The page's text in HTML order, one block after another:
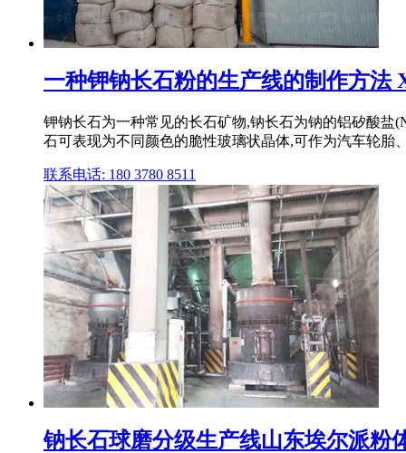
一种钾钠长石粉的生产线的制作方法
钾钠长石为一种常见的长石矿物,钠长石为钠的铝矽酸盐
石可表现为不同颜色的脆性玻璃状晶体,可作为汽车轮胎
联系电话: 180 3780 8511
钠长石球磨分级生产线山东埃尔派粉